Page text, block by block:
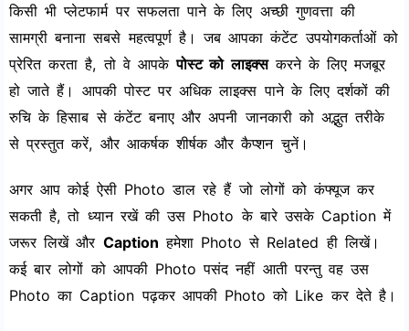
किसी भी प्लेटफार्म पर सफलता पाने के लिए अच्छी गुणवत्ता की
सामग्री बनाना सबसे महत्वपूर्ण है। जब आपका कंटेंट उपयोगकर्ताओं को
प्रेरित करता है, तो वे आपकेपोस्ट को लाइक्सकरने के लिए मजबूर
हो जाते हैं। आपकी पोस्ट पर अधिक लाइक्स पाने के लिए दर्शकों की
रुचि के हिसाब से कंटेंट बनाए और अपनी जानकारी को अद्भुत तरीके
से प्रस्तुत करें, और आकर्षक शीर्षक और कैप्शन चुनें।
अगर आप कोई ऐसी Photo डाल रहे हैं जो लोगों को कंफ्यूज कर
सकती है, तो ध्यान रखें की उस Photo के बारे उसके Caption में
जरूर लिखें और Caption हमेशा Photo से Related ही लिखें।
कई बार लोगों को आपकी Photo पसंद नहीं आती परन्तु वह उस
Photo का Caption पढ़कर आपकी Photo को Like कर देते है।